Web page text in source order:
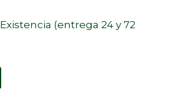
Existencia (entrega 24 y 72